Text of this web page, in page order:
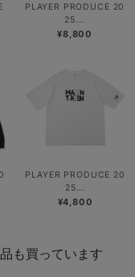
PLAYER PRODUCE 20
25...
¥8,800
PLAYER PRODUCE 20
25...
¥4,800
も買っています